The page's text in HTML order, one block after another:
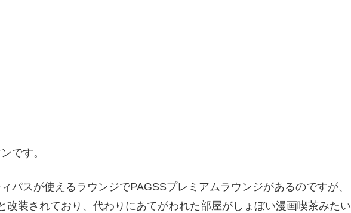
です。
パスが使えるラウンジでPAGSSプレミアムラウンジがあるのですが、
改装されており、代わりにあてがわれた部屋がしょぼい漫画喫茶みたい